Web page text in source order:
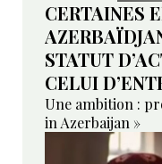
CERTAINES
STATUT
CELUI
Une ambition :
in Azerbaijan »